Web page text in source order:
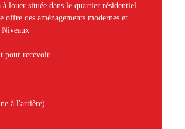
louer située dans le quartier résidentiel
des aménagements modernes et
Niveaux
pour recevoir.
à l'arrière).